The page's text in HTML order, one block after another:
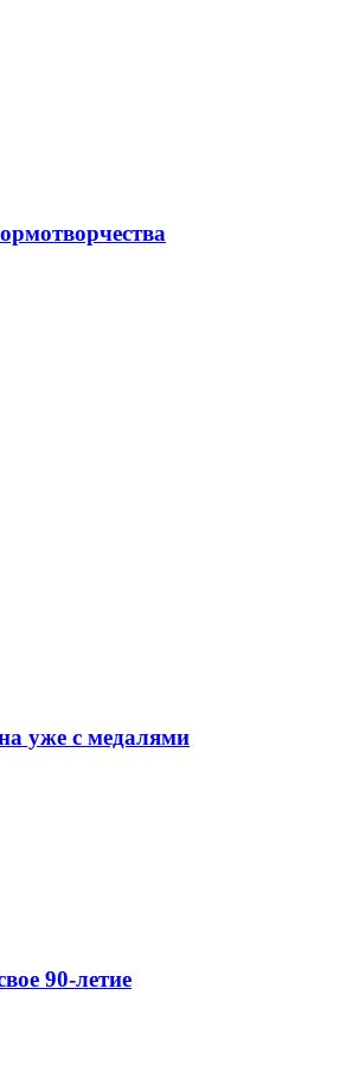
уже с медалями
90-летие